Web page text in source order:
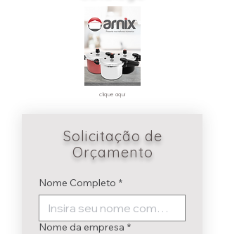
clique aqui
Nome Completo *
Nome da empresa *
Solicitação de
Orçamento